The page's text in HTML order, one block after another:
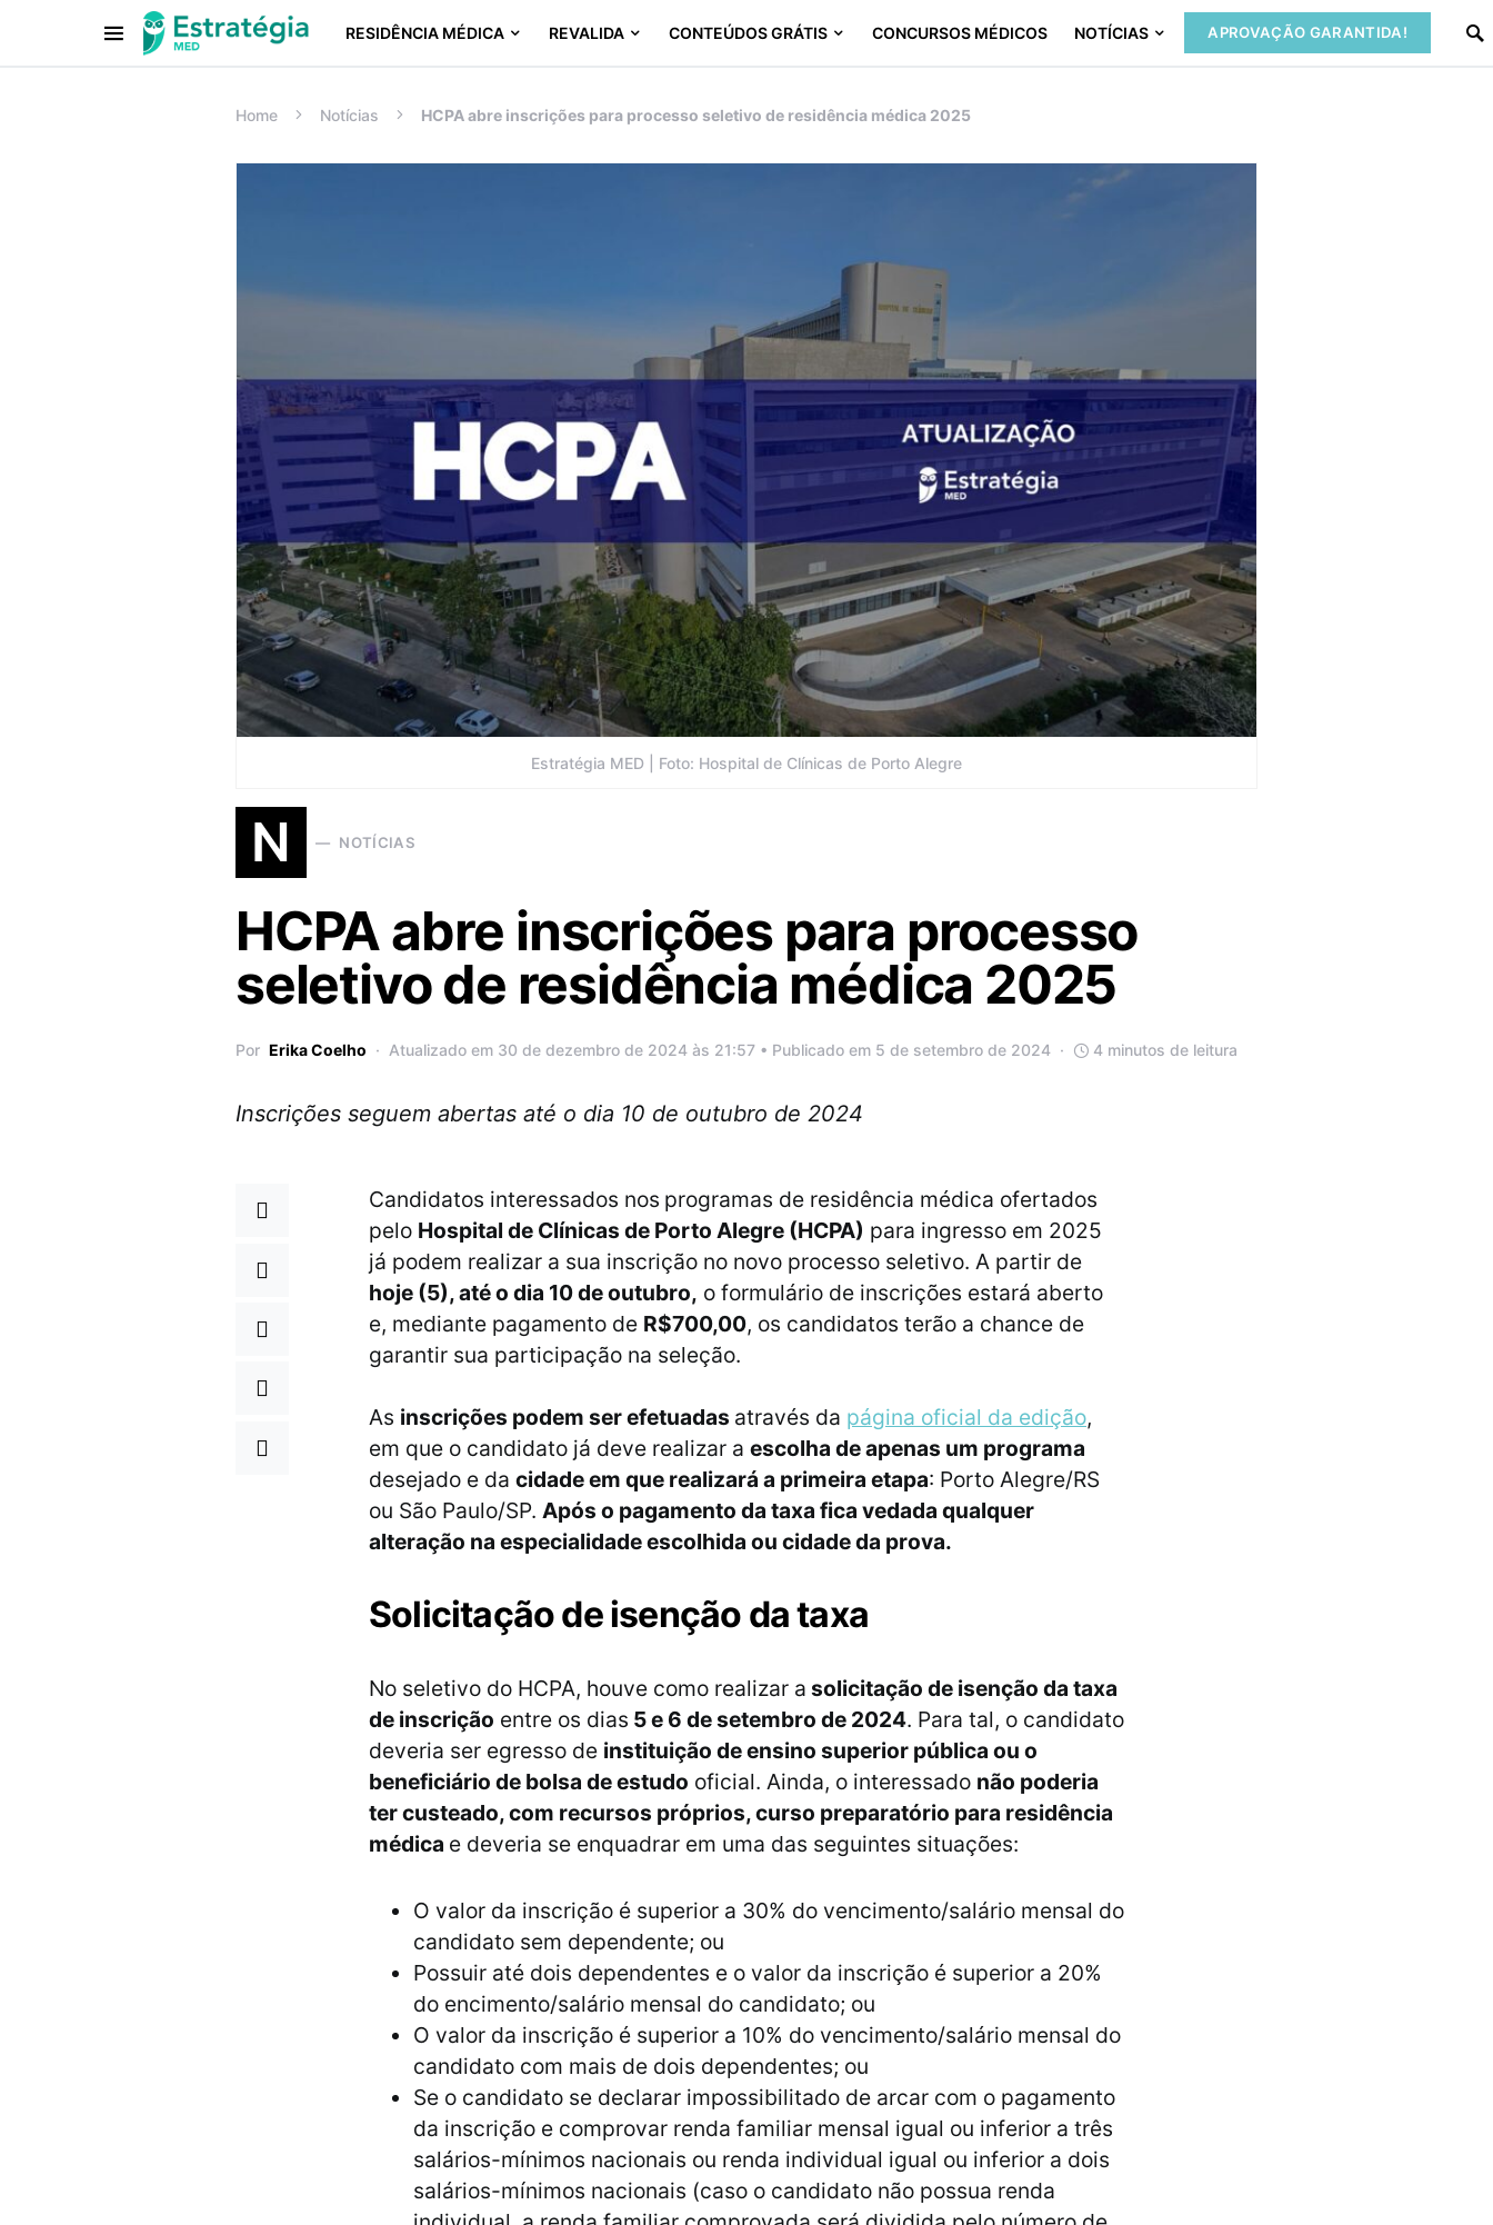
RESIDÊNCIA MÉDICA REVALIDA CONTEÚDOS GRÁTIS CONCURSOS MÉDICOS NOTÍCIAS APROVAÇÃO GARANTIDA!
Procurar:
Home Notícias HCPA abre inscrições para processo seletivo de residência médica 2025
Estratégia MED | Foto: Hospital de Clínicas de Porto Alegre
N NOTÍCIAS
HCPA abre inscrições para processo
seletivo de residência médica 2025
Por Erika Coelho Atualizado em 30 de dezembro de 2024 às 21:57 • Publicado em 5 de setembro de 2024 4 minutos de leitura
Inscrições seguem abertas até o dia 10 de outubro de 2024
Candidatos interessados nos programas de residência médica ofertados
pelo Hospital de Clínicas de Porto Alegre (HCPA) para ingresso em 2025
já podem realizar a sua inscrição no novo processo seletivo. A partir de
hoje (5), até o dia 10 de outubro, o formulário de inscrições estará aberto
e, mediante pagamento de R$700,00, os candidatos terão a chance de
garantir sua participação na seleção.
As inscrições podem ser efetuadas através da página oficial da edição,
em que o candidato já deve realizar a escolha de apenas um programa
desejado e da cidade em que realizará a primeira etapa: Porto Alegre/RS
ou São Paulo/SP. Após o pagamento da taxa fica vedada qualquer
alteração na especialidade escolhida ou cidade da prova.
Solicitação de isenção da taxa
No seletivo do HCPA, houve como realizar a solicitação de isenção da taxa
de inscrição entre os dias 5 e 6 de setembro de 2024. Para tal, o candidato
deveria ser egresso de instituição de ensino superior pública ou o
beneficiário de bolsa de estudo oficial. Ainda, o interessado não poderia
ter custeado, com recursos próprios, curso preparatório para residência
médica e deveria se enquadrar em uma das seguintes situações:
O valor da inscrição é superior a 30% do vencimento/salário mensal do
candidato sem dependente; ou
Possuir até dois dependentes e o valor da inscrição é superior a 20%
do encimento/salário mensal do candidato; ou
O valor da inscrição é superior a 10% do vencimento/salário mensal do
candidato com mais de dois dependentes; ou
Se o candidato se declarar impossibilitado de arcar com o pagamento
da inscrição e comprovar renda familiar mensal igual ou inferior a três
salários-mínimos nacionais ou renda individual igual ou inferior a dois
salários-mínimos nacionais (caso o candidato não possua renda